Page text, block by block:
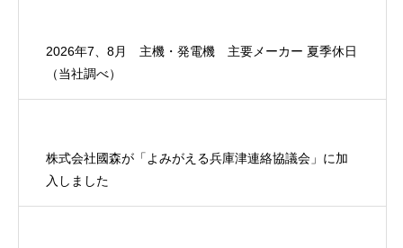
2026年7、8月 主機・発電機 主要メーカー 夏季休日
（当社調べ）
株式会社國森が「よみがえる兵庫津連絡協議会」に加
入しました